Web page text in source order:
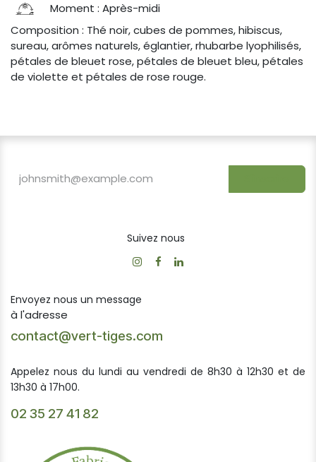
Moment : Après-midi
Composition : Thé noir, cubes de pommes, hibiscus,
sureau, arômes naturels, églantier, rhubarbe lyophilisés,
pétales de bleuet rose, pétales de bleuet bleu, pétales
de violette et pétales de rose rouge.
Suivez nous
Envoyez nous un message
à l'adresse
contact@vert-tiges.com
Appelez nous du lundi au vendredi de 8h30 à 12h30 et de
13h30 à 17h00.
02 35 27 41 82